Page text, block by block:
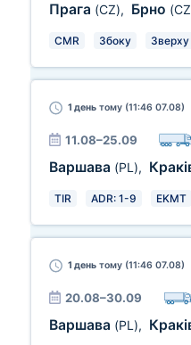
Прага (CZ), Брно
CMR Збоку Зверху
1 день тому (11:46 07.08)
11.08–25.09
Варшава (PL),
TIR ADR: 1-9 EKMT
1 день тому (11:46 07.08)
20.08–30.09
Варшава (PL),